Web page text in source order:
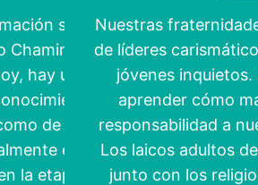
sobre
Chaminade
hay una
de
entre
la etapa de
Nuestras
de líderes
jóvenes inquietos.
aprender cómo
responsabilidad a
Los laicos adultos
junto con los